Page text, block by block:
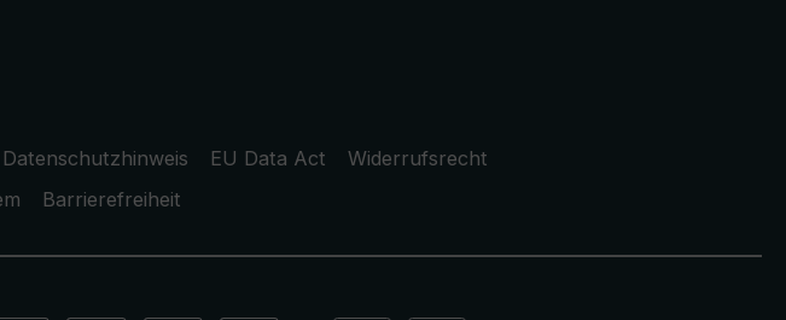
Datenschutzhinweis EU Data Act
Widerrufsrecht
Barrierefreiheit